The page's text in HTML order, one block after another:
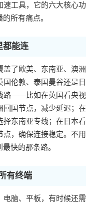
工具，它的六大核心功
所有痛点。
都能连
盖了欧美、东南亚、澳洲
伦敦、泰国曼谷还是日
路——比如在英国看央视
国节点，减少延迟；在
东南亚专线；在日本看
，确保连接稳定。不用
快的那条路。
有终端
电脑、平板，有时候还需